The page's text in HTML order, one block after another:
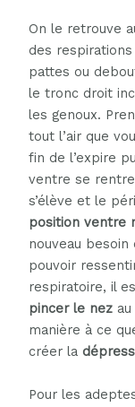
On le retrouve
des
pattes ou
le tronc droit
les genoux.
tout l’air que
fin de l’expire
ventre se
s’élève et le
position ventre
nouveau besoin
pouvoir
respiratoire, il
pincer le nez
manière à ce
créer la
Pour les